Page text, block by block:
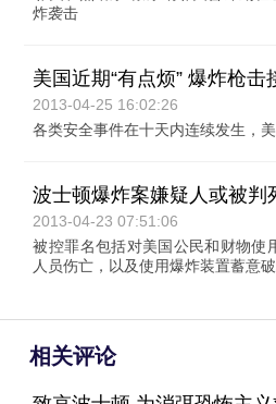
炸袭击
美国近期“有点烦” 爆炸枪击
2013-04-25 16:02:26
各类安全事件在十天内连续发生，
波士顿爆炸案嫌疑人或被判
2013-04-23 07:51:06
被控罪名包括对美国公民和财物使
人员伤亡，以及使用爆炸装置蓄意
相关评论